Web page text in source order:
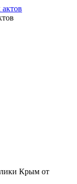
Крым от